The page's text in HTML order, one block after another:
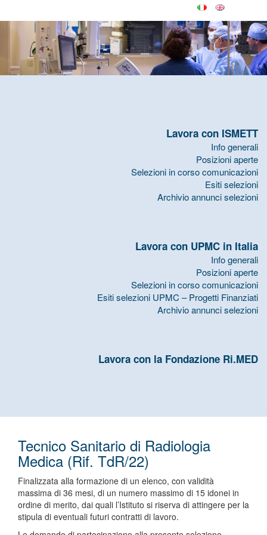
Lavora con ISMETT
Info generali
Posizioni aperte
Selezioni in corso comunicazioni
Esiti selezioni
Archivio annunci selezioni
Lavora con UPMC in Italia
Info generali
Posizioni aperte
Selezioni in corso comunicazioni
Esiti selezioni UPMC – Progetti Finanziati
Archivio annunci selezioni
Lavora con la Fondazione Ri.MED
Tecnico Sanitario di Radiologia
Medica (Rif. TdR/22)
Finalizzata alla formazione di un elenco, con validità
massima di 36 mesi, di un numero massimo di 15 idonei in
ordine di merito, dai quali l’Istituto si riserva di attingere per la
stipula di eventuali futuri contratti di lavoro.